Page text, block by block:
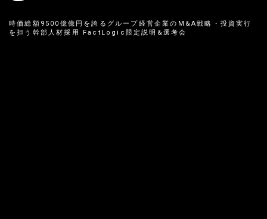
時価総額9500億億円を誇るグループ経営企業のM&A戦略・投資実行
を担う幹部人材採用 FactLogic限定説明&選考会